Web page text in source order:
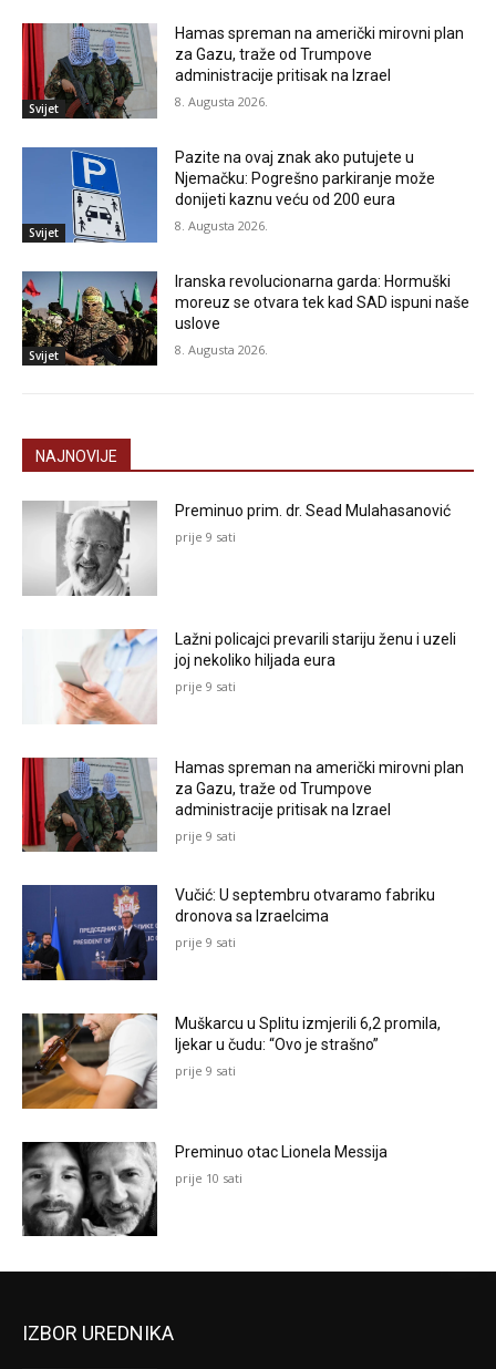
Svijet
Hamas spreman na američki mirovni plan
za Gazu, traže od Trumpove
administracije pritisak na Izrael
8. Augusta 2026.
Svijet
Pazite na ovaj znak ako putujete u
Njemačku: Pogrešno parkiranje može
donijeti kaznu veću od 200 eura
8. Augusta 2026.
Svijet
Iranska revolucionarna garda: Hormuški
moreuz se otvara tek kad SAD ispuni naše
uslove
8. Augusta 2026.
NAJNOVIJE
Preminuo prim. dr. Sead Mulahasanović
prije 9 sati
Lažni policajci prevarili stariju ženu i uzeli
joj nekoliko hiljada eura
prije 9 sati
Hamas spreman na američki mirovni plan
za Gazu, traže od Trumpove
administracije pritisak na Izrael
prije 9 sati
Vučić: U septembru otvaramo fabriku
dronova sa Izraelcima
prije 9 sati
Muškarcu u Splitu izmjerili 6,2 promila,
ljekar u čudu: “Ovo je strašno”
prije 9 sati
Preminuo otac Lionela Messija
prije 10 sati
IZBOR UREDNIKA